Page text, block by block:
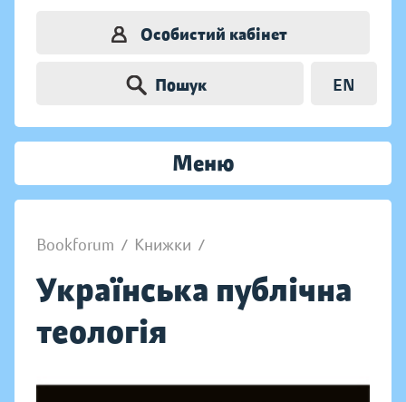
Особистий кабінет
Пошук EN
Меню
Bookforum / Книжки /
Українська публічна
теологія